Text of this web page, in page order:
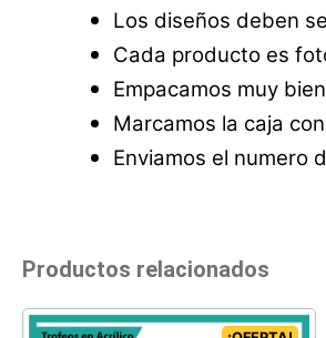
Los diseños deben
Cada producto es
Empacamos muy
Marcamos la caja
Enviamos el numero
Productos relacionados